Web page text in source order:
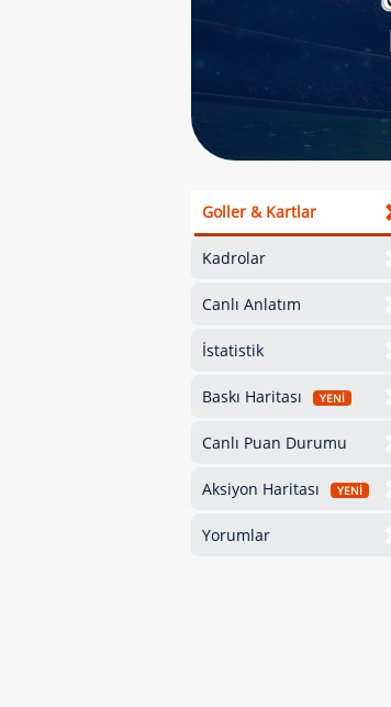
Goller & Kartlar
Kadrolar
Canlı Anlatım
İstatistik
Baskı Haritası YENİ
Canlı Puan Durumu
Aksiyon Haritası YENİ
Yorumlar